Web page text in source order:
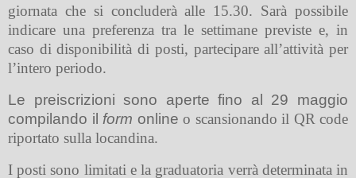
giornata che si concluderà alle 15.30. Sarà possibile
indicare una preferenza tra le settimane previste e, in
caso di disponibilità di posti, partecipare all’attività per
l’intero periodo.
Le preiscrizioni sono aperte fino al 29 maggio
compilando il form online o scansionando il QR code
riportato sulla locandina.
I posti sono limitati e la graduatoria verrà determinata in